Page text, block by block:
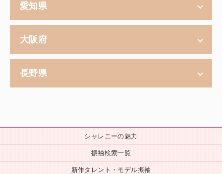
愛知県
大阪府
長野県
シャレニーの魅力
振袖検索一覧
新作タレント・モデル振袖